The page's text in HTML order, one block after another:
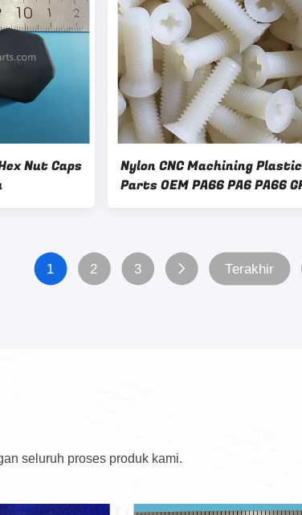
Nut Caps
Nylon CNC Machining Plastic
Parts OEM PA66 PA6 PA66
1 2 3 Terakhir
seluruh proses produk kami.